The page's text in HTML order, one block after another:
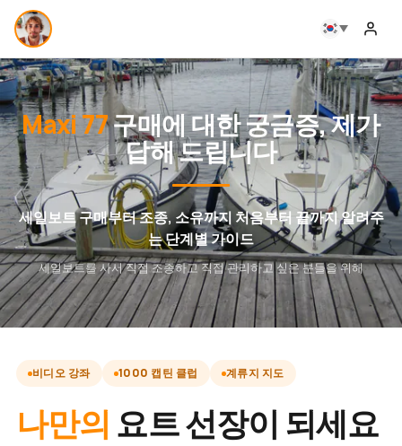
Maxi 77구매에 대한 궁금증, 제가
답해 드립니다
세일보트 구매부터 조종, 소유까지 처음부터 끝까지 알려주
는 단계별 가이드
세일보트를 사서 직접 조종하고 직접 관리하고 싶은 분들을 위해
비디오 강좌 1000 캡틴 클럽 계류지 지도
나만의 요트 선장이 되세요